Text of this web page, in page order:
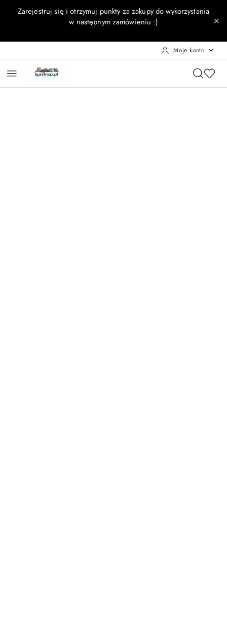
Przejdź do treści głównej
Przejdź do wyszukiwarki
Przejdź do moje konto
Przejdź do menu głównego
Przejdź do opisu produktu
Przejdź do stopki
Zarejestruj się i otrzymuj punkty za zakupy do wykorzystania
w następnym zamówieniu :)
Moje konto